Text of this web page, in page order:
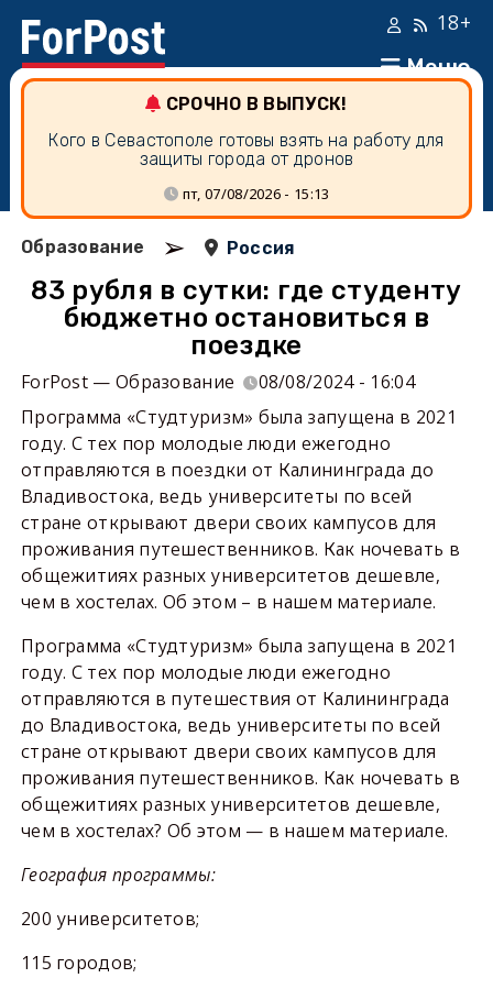
Меню
18+
СРОЧНО В ВЫПУСК!
Кого в Севастополе готовы взять на работу для
защиты города от дронов
пт, 07/08/2026 - 15:13
Образование ➢ Россия
83 рубля в сутки: где студенту
бюджетно остановиться в
поездке
ForPost — Образование
08/08/2024 - 16:04
Программа «Студтуризм» была запущена в 2021
году. С тех пор молодые люди ежегодно
отправляются в поездки от Калининграда до
Владивостока, ведь университеты по всей
стране открывают двери своих кампусов для
проживания путешественников. Как ночевать в
общежитиях разных университетов дешевле,
чем в хостелах. Об этом – в нашем материале.
Программа «Студтуризм» была запущена в 2021
году. С тех пор молодые люди ежегодно
отправляются в путешествия от Калининграда
до Владивостока, ведь университеты по всей
стране открывают двери своих кампусов для
проживания путешественников. Как ночевать в
общежитиях разных университетов дешевле,
чем в хостелах? Об этом — в нашем материале.
География программы:
200 университетов;
115 городов;